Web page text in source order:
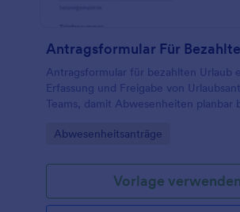
Antragsformular Für
Antragsformular für bezahlten Urlaub
Erfassung und Freigabe von
Teams, damit Abwesenheiten planbar
können.
Go to Category:
Abwesenheitsanträge
Vorlage verwenden